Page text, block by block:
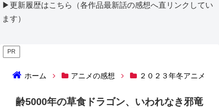
▶更新履歴はこちら（各作品最新話の感想へ直リンクしてい
ます）
PR
ホーム アニメの感想 ２０２３年冬アニメ
齢5000年の草食ドラゴン、いわれなき邪竜